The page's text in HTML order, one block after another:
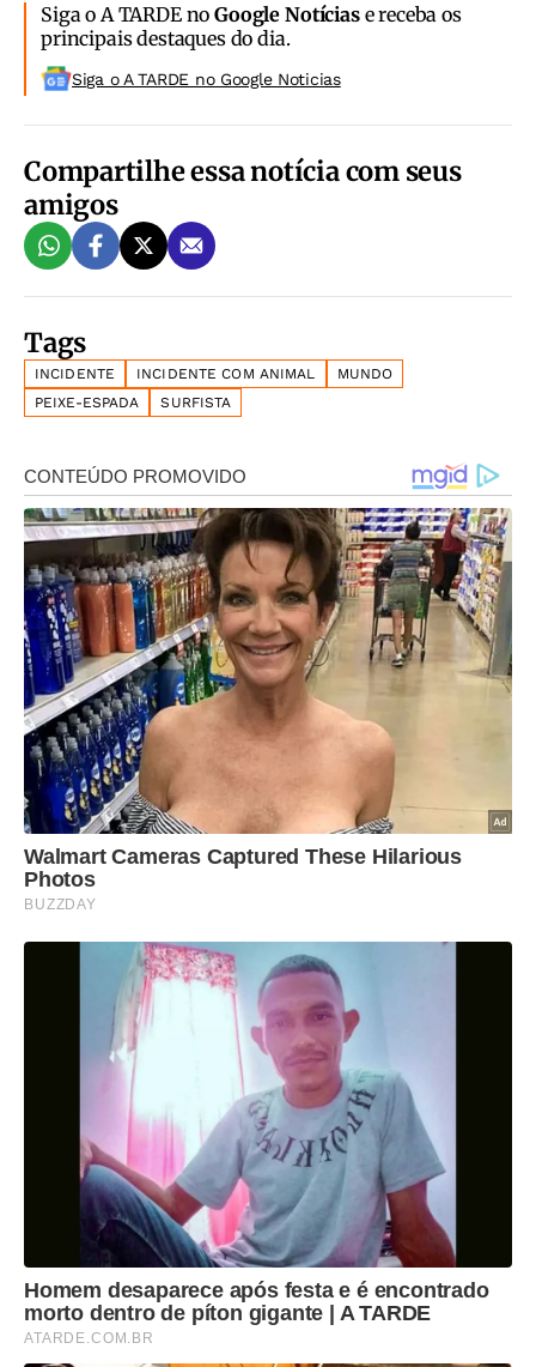
Siga o A TARDE noGoogle Notíciase receba os
principais destaques do dia.
Siga o A TARDE no Google Noticias
Compartilhe essa notícia com seus
amigos
Tags
INCIDENTE INCIDENTE COM ANIMAL
MUNDO
PEIXE-ESPADA
SURFISTA